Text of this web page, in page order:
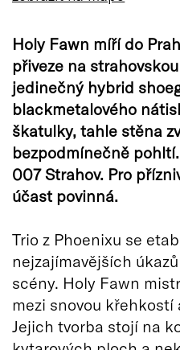
Holy Fawn míří do
přiveze na
jedinečný hybrid
blackmetalového
škatulky, tahle stěna
bezpodmínečně
007 Strahov. Pro
účast povinná.
Trio z Phoenixu se
nejzajímavějších
scény. Holy Fawn
mezi snovou
Jejich tvorba stojí na